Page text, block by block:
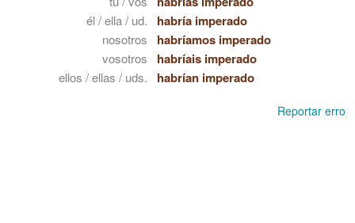
él / ella / ud. habría imperado
nosotros habríamos imperado
vosotros habríais imperado
ellos / ellas / uds. habrían imperado
Reportar erro